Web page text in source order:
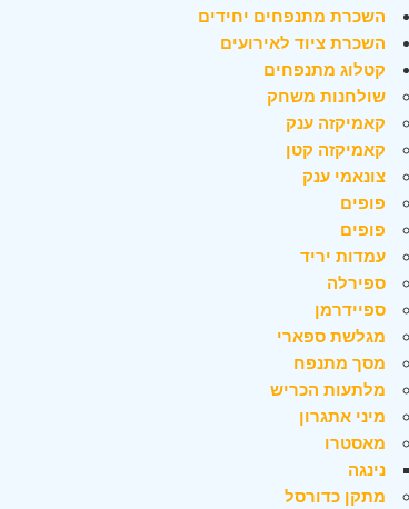
השכרת מתנפחים יחידים
השכרת ציוד לאירועים
קטלוג מתנפחים
שולחנות משחק
קאמיקזה ענק
קאמיקזה קטן
צונאמי ענק
פופים
פופים
עמדות יריד
ספירלה
ספיידרמן
מגלשת ספארי
מסך מתנפח
מלתעות הכריש
מיני אתגרון
מאסטרו
נינגה
מתקן כדורסל